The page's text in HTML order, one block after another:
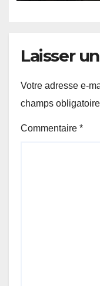
Laisser
Votre adresse e-
champs
Commentaire *